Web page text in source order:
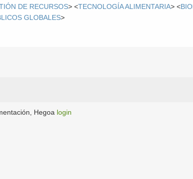
DE RECURSOS> <TECNOLOGÍA ALIMENTARIA> <
GLOBALES>
Hegoa login